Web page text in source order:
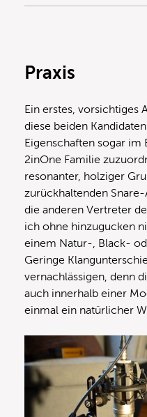
Praxis
Ein erstes, vorsichtiges
diese beiden
Eigenschaften sogar
2inOne Familie
resonanter, holziger
zurückhaltenden
die anderen Vertreter
ich ohne hinzugucken
einem Natur-, Black-
Geringe
vernachlässigen, denn
auch innerhalb einer
einmal ein natürlicher